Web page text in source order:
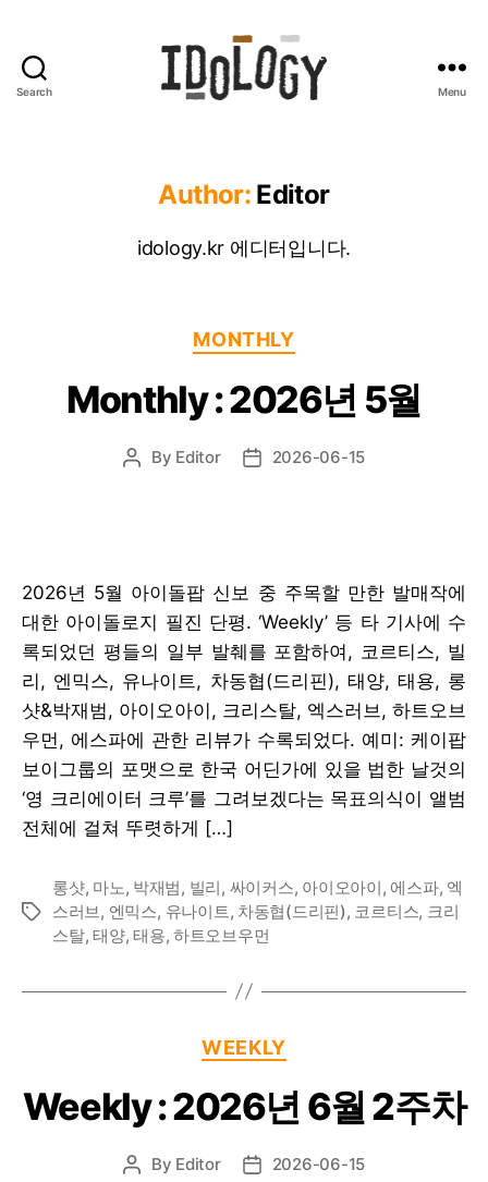
Search Menu
Author: Editor
idology.kr 에디터입니다.
Categories
MONTHLY
Monthly : 2026년 5월
Post
By Editor
Post2026-06-15
2026년 5월 아이돌팝 신보 중 주목할 만한 발매작에
대한 아이돌로지 필진 단평. ‘Weekly’ 등 타 기사에 수
록되었던 평들의 일부 발췌를 포함하여, 코르티스, 빌
리, 엔믹스, 유나이트, 차동협(드리핀), 태양, 태용, 롱
샷&박재범, 아이오아이, 크리스탈, 엑스러브, 하트오브
우먼, 에스파에 관한 리뷰가 수록되었다. 예미: 케이팝
보이그룹의 포맷으로 한국 어딘가에 있을 법한 날것의
‘영 크리에이터 크루’를 그려보겠다는 목표의식이 앨범
전체에 걸쳐 뚜렷하게 […]
Tags
롱샷, 마노, 박재범, 빌리, 싸이커스, 아이오아이, 에스파, 엑
스러브, 엔믹스, 유나이트, 차동협(드리핀), 코르티스, 크리
스탈, 태양, 태용, 하트오브우먼
Categories
WEEKLY
Weekly : 2026년 6월 2주차
Post
By Editor
Post2026-06-15